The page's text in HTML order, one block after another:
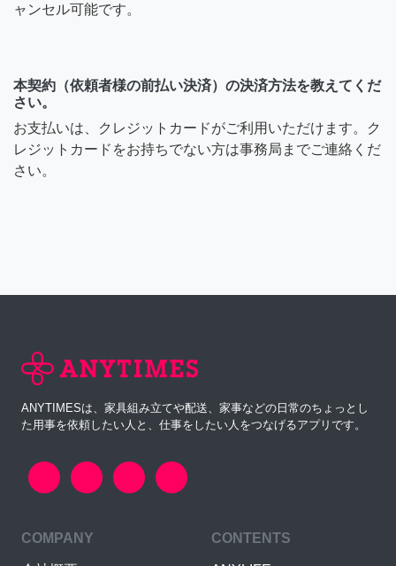
ャンセル可能です。
本契約（依頼者様の前払い決済）の決済方法を教えてくだ
さい。
お支払いは、クレジットカードがご利用いただけます。ク
レジットカードをお持ちでない方は事務局までご連絡くだ
さい。
ANYTIMESは、家具組み立てや配送、家事などの日常のちょっとし
た用事を依頼したい人と、仕事をしたい人をつなげるアプリです。
COMPANY CONTENTS